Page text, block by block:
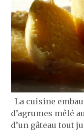
La cuisine
d’agrumes mêlé
d’un gâteau tout